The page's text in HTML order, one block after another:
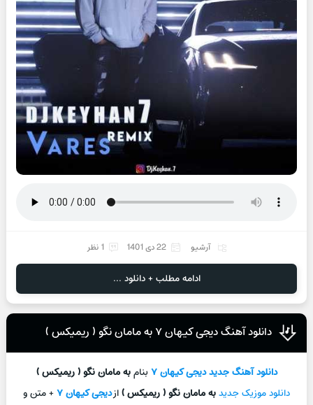
آرشیو 22 دی 1401 1 نظر
ادامه مطلب + دانلود ...
دانلود آهنگ دیجی کیهان ۷ به مامان نگو ( ریمیکس )
دانلود آهنگ جدیددیجی کیهان ۷ بنامبه مامان نگو ( ریمیکس )
دانلود موزیک جدیدبه مامان نگو ( ریمیکس )ازدیجی کیهان ۷
+ متن و